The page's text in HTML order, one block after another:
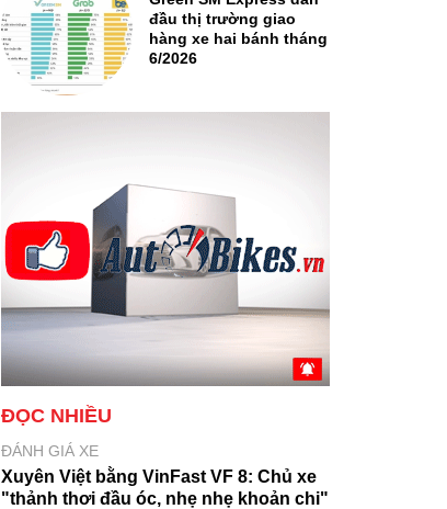
đầu thị trường giao
hàng xe hai bánh tháng
6/2026
ĐỌC NHIỀU
ĐÁNH GIÁ XE
Xuyên Việt bằng VinFast VF 8: Chủ xe
"thảnh thơi đầu óc, nhẹ nhẹ khoản chi"